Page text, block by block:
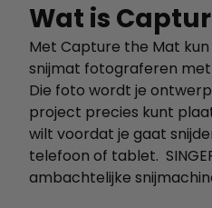
Wat is
Met Capture the Mat
snijmat fotograferen
Die foto wordt je
project precies kunt
wilt voordat je gaat
telefoon of tablet.
ambachtelijke